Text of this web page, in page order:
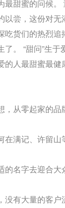
最甜蜜的问候。
以尝，这份对无
货们的热烈追
了。 “甜问”生
的人最甜蜜最健
，从零起家的品
在满记、许留山
的名字去迎合
没有大量的客